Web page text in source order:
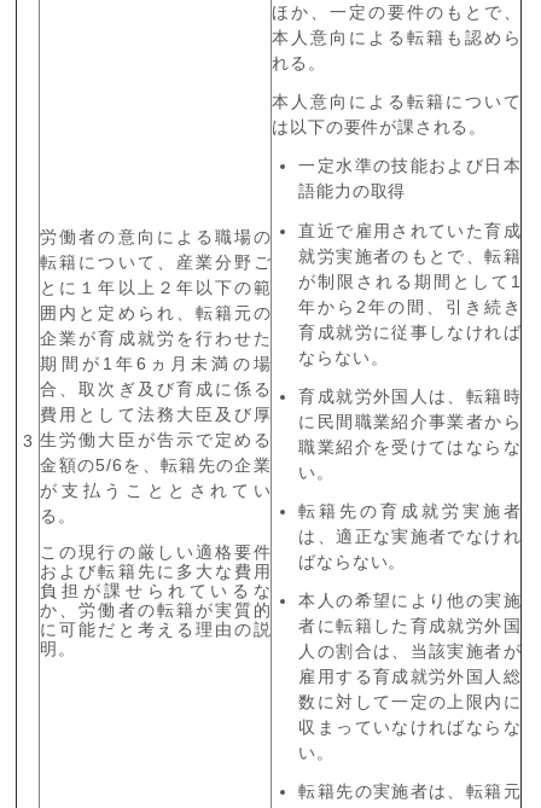
3
労働者の意向による職場の
転籍について、産業分野ご
とに１年以上２年以下の範
囲内と定められ、転籍元の
企業が育成就労を行わせた
期間が 1 年6 ヵ月未満の場
合、取次ぎ及び育成に係る
費用として法務大臣及び厚
生労働大臣が告示で定める
金額の5/6を、転籍先の企業
が支払うこととされてい
る。
この現行の厳しい適格要件
および転籍先に多大な費用
負担が課せられているな
か、労働者の転籍が実質的
に可能だと考える理由の説
明。
ほか、一定の要件のもとで、
本人意向による転籍も認めら
れる。
本人意向による転籍について
は以下の要件が課される。
一定水準の技能および日本
語能力の取得
直近で雇用されていた育成
就労実施者のもとで、転籍
が制限される期間として 1
年から 2年の間、引き続き
育成就労に従事しなければ
ならない。
育成就労外国人は、転籍時
に民間職業紹介事業者から
職業紹介を受けてはならな
い。
転籍先の育成就労実施者
は、適正な実施者でなけれ
ばならない。
本人の希望により他の実施
者に転籍した育成就労外国
人の割合は、当該実施者が
雇用する育成就労外国人総
数に対して一定の上限内に
収まっていなければならな
い。
転籍先の実施者は、転籍元